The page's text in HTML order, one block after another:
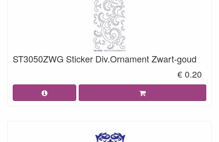
ST3050ZWG Sticker Div.Ornament Zwart-goud
€ 0.20